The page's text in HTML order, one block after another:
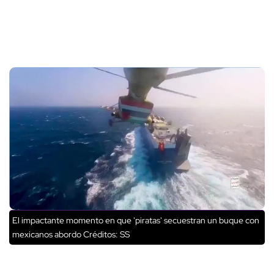
El impactante momento en que 'piratas' secuestran un buque con
mexicanos abordo Créditos: SS